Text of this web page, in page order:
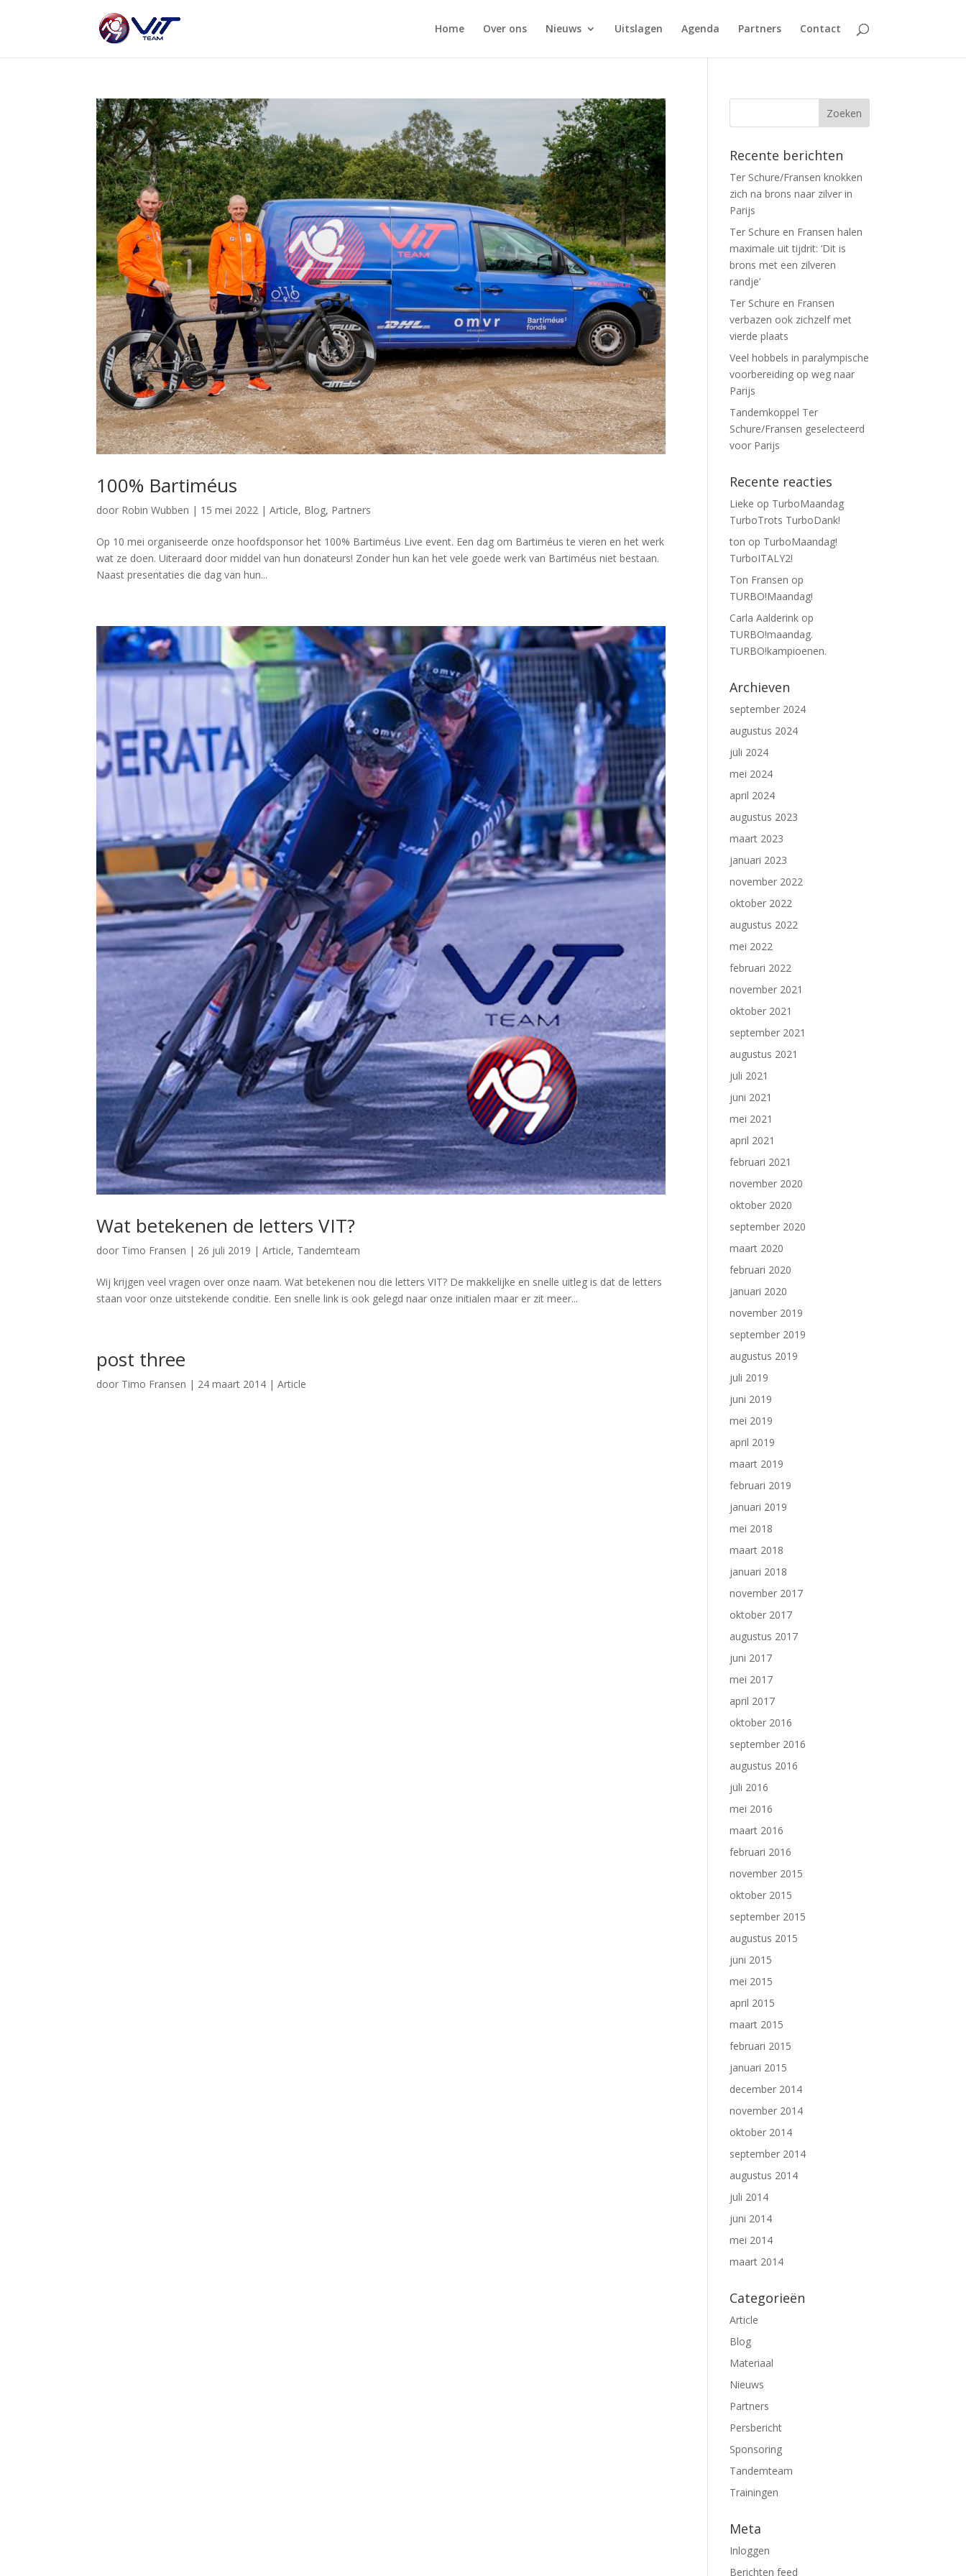
Home Over ons Nieuws Uitslagen Agenda Partners Contact
100% Bartiméus
door Robin Wubben | 15 mei 2022 |Article, Blog, Partners
Op 10 mei organiseerde onze hoofdsponsor het 100% Bartiméus Live event. Een dag om Bartiméus te vieren en het werk
wat ze doen. Uiteraard door middel van hun donateurs! Zonder hun kan het vele goede werk van Bartiméus niet bestaan.
Naast presentaties die dag van hun...
Wat betekenen de letters VIT?
door Timo Fransen | 26 juli 2019 |Article, Tandemteam
Wij krijgen veel vragen over onze naam. Wat betekenen nou die letters VIT? De makkelijke en snelle uitleg is dat de letters
staan voor onze uitstekende conditie. Een snelle link is ook gelegd naar onze initialen maar er zit meer...
post three
door Timo Fransen | 24 maart 2014 |Article
Recente berichten
Ter Schure/Fransen knokken
zich na brons naar zilver in
Parijs
Ter Schure en Fransen halen
maximale uit tijdrit: ‘Dit is
brons met een zilveren
randje’
Ter Schure en Fransen
verbazen ook zichzelf met
vierde plaats
Veel hobbels in paralympische
voorbereiding op weg naar
Parijs
Tandemkoppel Ter
Schure/Fransen geselecteerd
voor Parijs
Recente reacties
Lieke op TurboMaandag
TurboTrots TurboDank!
ton op TurboMaandag!
TurboITALY2!
Ton Fransen op
TURBO!Maandag!
Carla Aalderink op
TURBO!maandag.
TURBO!kampioenen.
Archieven
september 2024
augustus 2024
juli 2024
mei 2024
april 2024
augustus 2023
maart 2023
januari 2023
november 2022
oktober 2022
augustus 2022
mei 2022
februari 2022
november 2021
oktober 2021
september 2021
augustus 2021
juli 2021
juni 2021
mei 2021
april 2021
februari 2021
november 2020
oktober 2020
september 2020
maart 2020
februari 2020
januari 2020
november 2019
september 2019
augustus 2019
juli 2019
juni 2019
mei 2019
april 2019
maart 2019
februari 2019
januari 2019
mei 2018
maart 2018
januari 2018
november 2017
oktober 2017
augustus 2017
juni 2017
mei 2017
april 2017
oktober 2016
september 2016
augustus 2016
juli 2016
mei 2016
maart 2016
februari 2016
november 2015
oktober 2015
september 2015
augustus 2015
juni 2015
mei 2015
april 2015
maart 2015
februari 2015
januari 2015
december 2014
november 2014
oktober 2014
september 2014
augustus 2014
juli 2014
juni 2014
mei 2014
maart 2014
Categorieën
Article
Blog
Materiaal
Nieuws
Partners
Persbericht
Sponsoring
Tandemteam
Trainingen
Meta
Inloggen
Berichten feed